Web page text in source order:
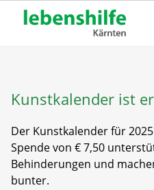
Kunstkalender ist
Der Kunstkalender für
Spende von € 7,50
Behinderungen und
bunter.